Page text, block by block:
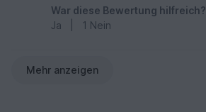
War diese Bewertung hilfreich?
Ja
1 Nein
Mehr anzeigen